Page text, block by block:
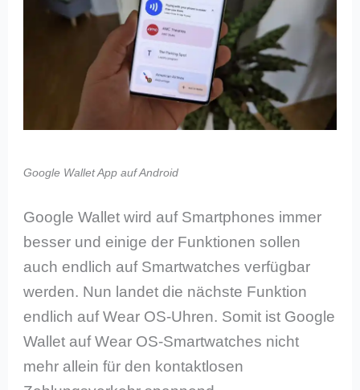
Google Wallet App auf Android
Google Wallet wird auf Smartphones immer
besser und einige der Funktionen sollen
auch endlich auf Smartwatches verfügbar
werden. Nun landet die nächste Funktion
endlich auf Wear OS-Uhren. Somit ist Google
Wallet auf Wear OS-Smartwatches nicht
mehr allein für den kontaktlosen